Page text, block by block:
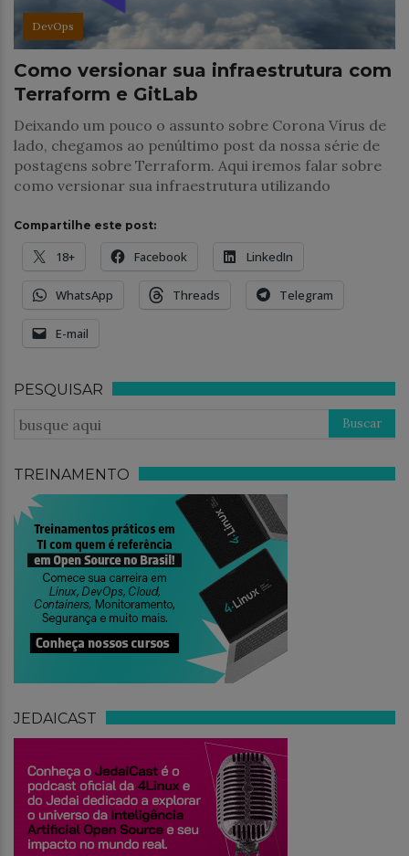
DevOps
Como versionar sua infraestrutura com
Terraform e GitLab
Deixando um pouco o assunto sobre Corona Vírus de
lado, chegamos ao penúltimo post da nossa série de
postagens sobre Terraform. Aqui iremos falar sobre
como versionar sua infraestrutura utilizando
Compartilhe este post:
18+ Facebook LinkedIn
WhatsApp Threads Telegram
E-mail
PESQUISAR
TREINAMENTO
JEDAICAST